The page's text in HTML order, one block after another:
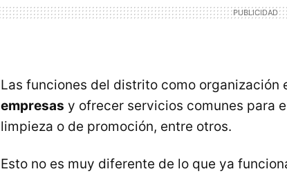
Las funciones del distrito como organización
empresas y ofrecer servicios comunes para
limpieza o de promoción, entre otros.
Esto no es muy diferente de lo que ya